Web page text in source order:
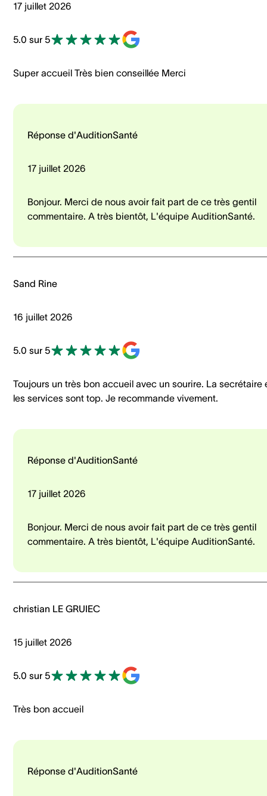
17 juillet 2026
5.0 sur 5
Super accueil Très bien conseillée Merci
Réponse d'AuditionSanté
17 juillet 2026
Bonjour. Merci de nous avoir fait part de ce très gentil
commentaire. A très bientôt, L'équipe AuditionSanté.
Sand Rine
16 juillet 2026
5.0 sur 5
Toujours un très bon accueil avec un sourire. La secrétaire
les services sont top. Je recommande vivement.
Réponse d'AuditionSanté
17 juillet 2026
Bonjour. Merci de nous avoir fait part de ce très gentil
commentaire. A très bientôt, L'équipe AuditionSanté.
christian LE GRUIEC
15 juillet 2026
5.0 sur 5
Très bon accueil
Réponse d'AuditionSanté